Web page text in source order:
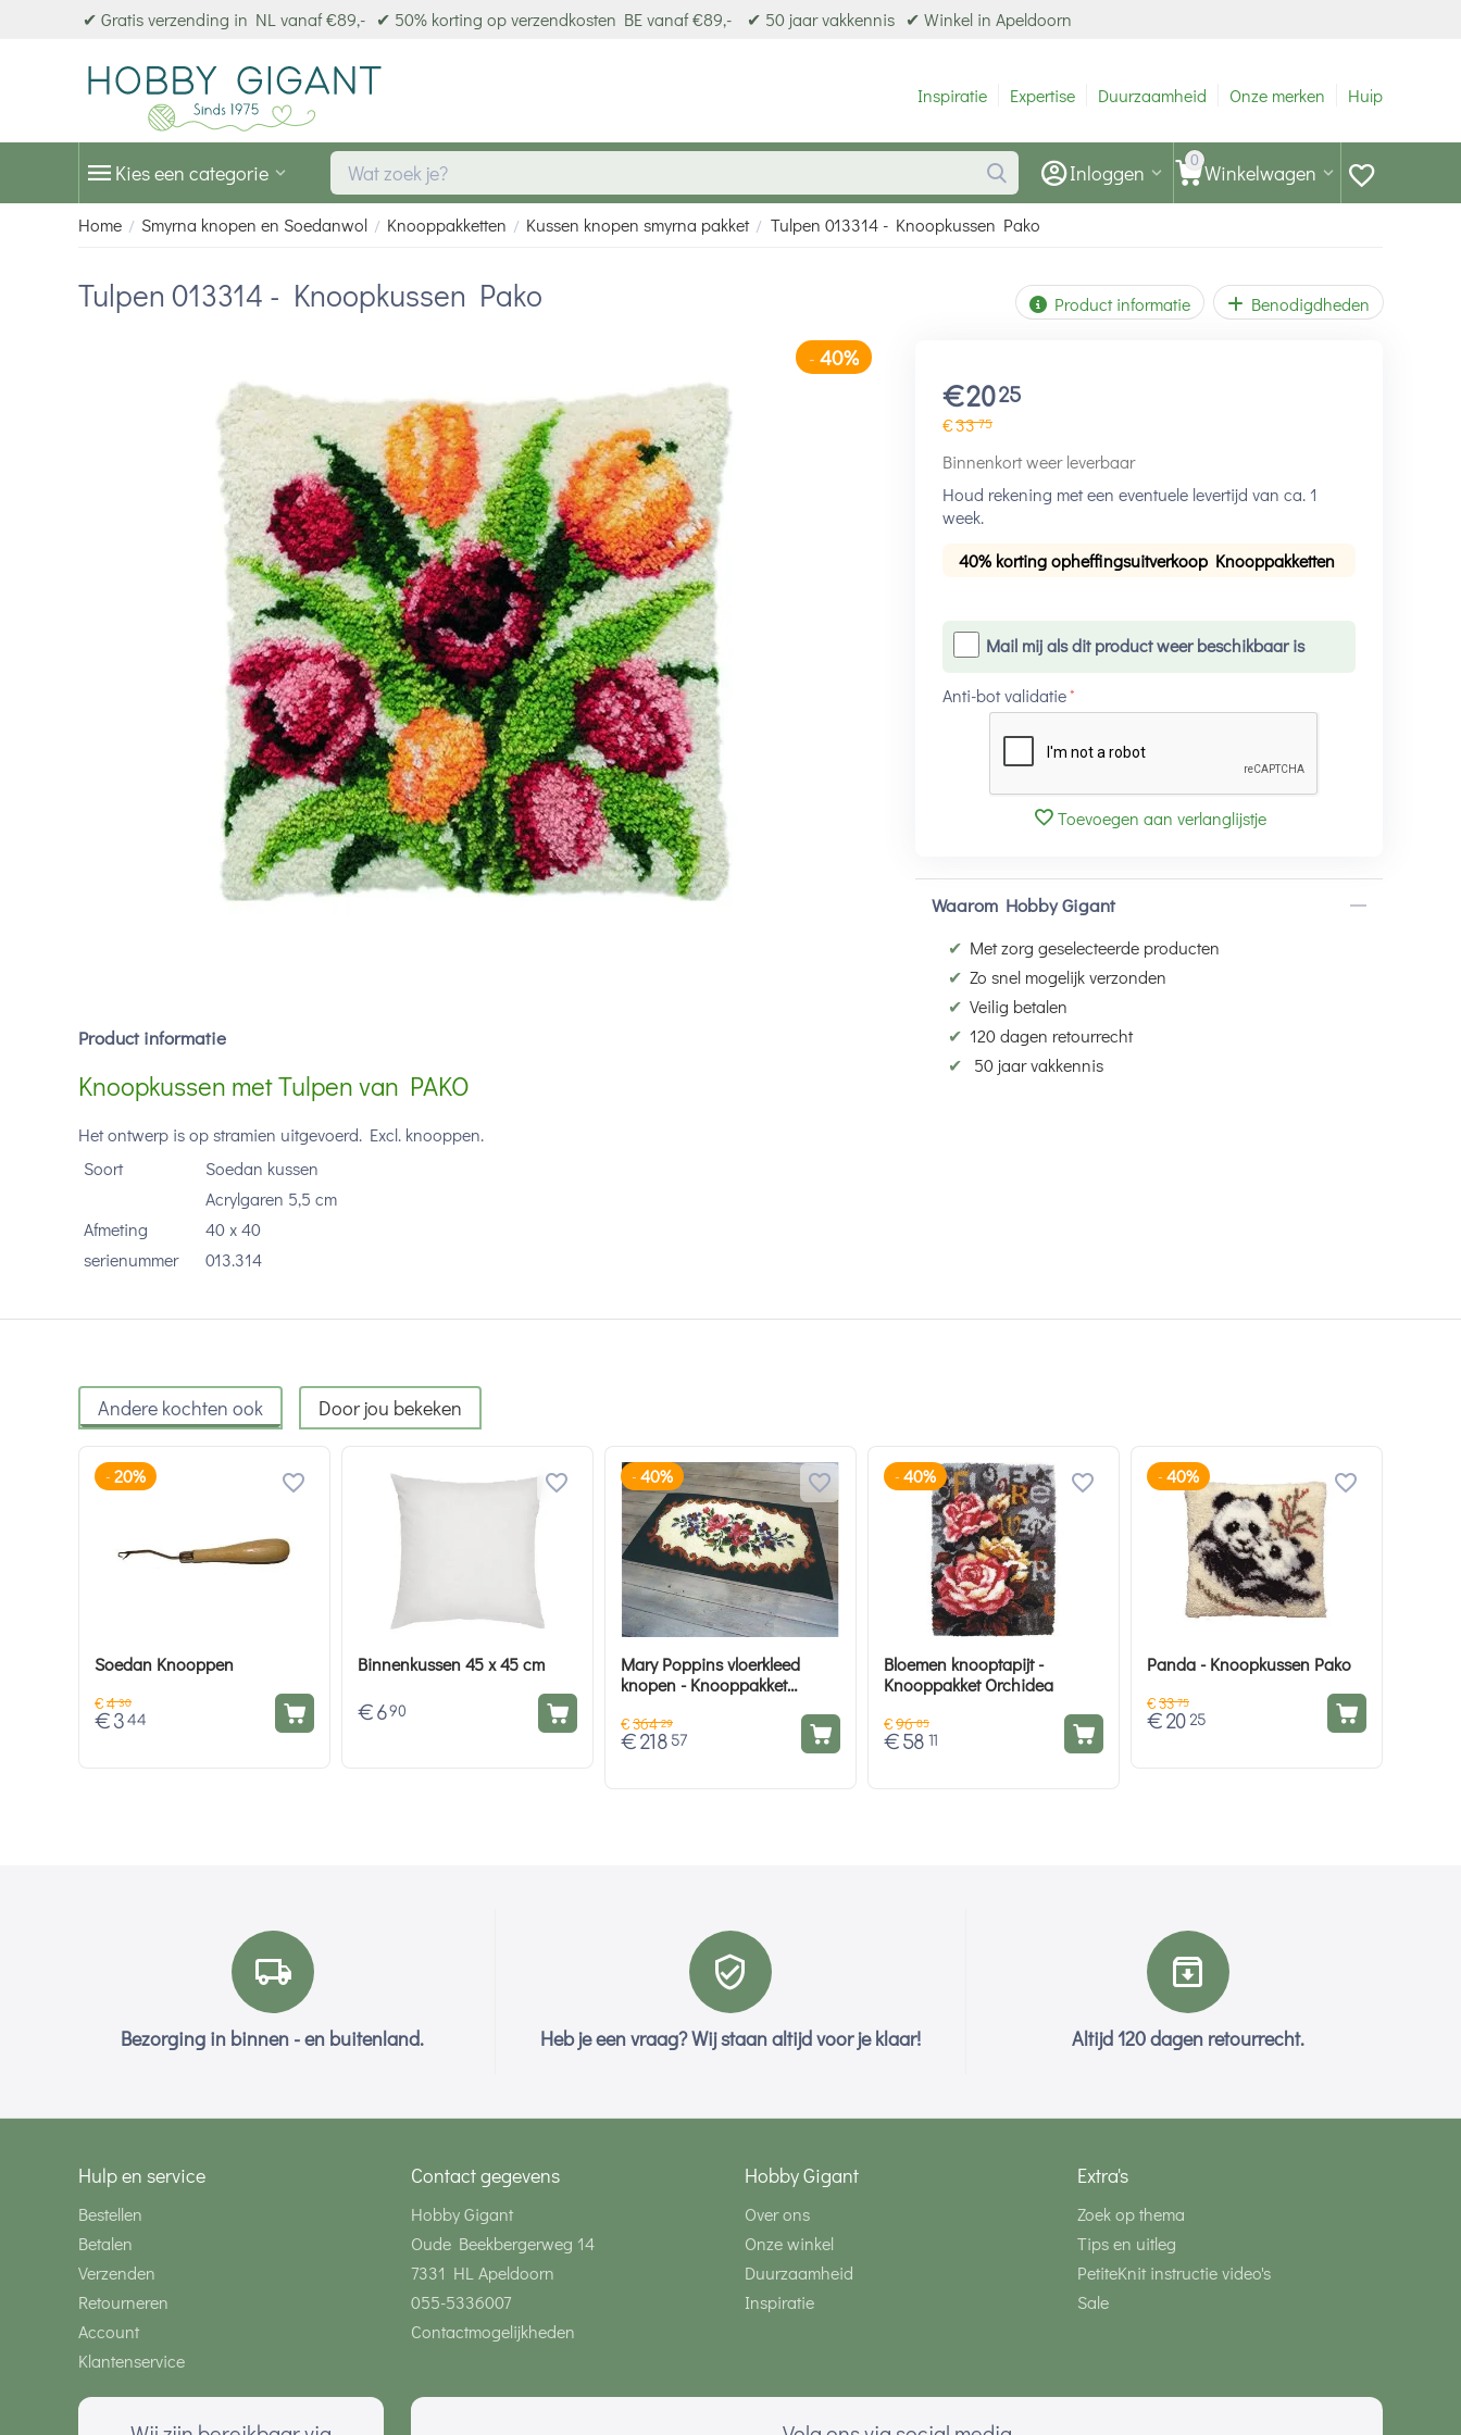
✔ Gratis verzending in NL vanaf €89,- ✔ 50% korting op verzendkosten BE vanaf €89,- ✔ 50 jaar vakkennis ✔ Winkel in Apeldoorn
Inspiratie Expertise Duurzaamheid Onze merken Hulp
Kies een categorie 0 Winkelwagen
Inloggen
Home / Smyrna knopen en Soedanwol / Knooppakketten / Kussen knopen smyrna pakket / Tulpen 013314 - Knoopkussen Pako
Tulpen 013314 - Knoopkussen Pako Product informatie Benodigdheden
€2025
€3375
Binnenkort weer leverbaar
Houd rekening met een eventuele levertijd van ca. 1
week.
40% korting opheffingsuitverkoop Knooppakketten
Mail mij als dit product weer beschikbaar is
Anti-bot validatie
Toevoegen aan verlanglijstje
Waarom Hobby Gigant
✔ Met zorg geselecteerde producten
✔ Zo snel mogelijk verzonden
✔ Veilig betalen
✔ 120 dagen retourrecht
✔
50 jaar vakkennis
Product informatie
Knoopkussen met Tulpen van PAKO
Het ontwerp is op stramien uitgevoerd. Excl. knooppen.
Soort
Soedan kussen
Acrylgaren 5,5 cm
Afmeting
40 x 40
serienummer
013.314
Andere kochten ook Door jou bekeken
- 20%
Soedan Knooppen
€4 30
€ 3 44
Binnenkussen 45 x 45 cm
€ 6 90
- 40%
Mary Poppins vloerkleed
knopen - Knooppakket
€364 29
€ 218 57
- 40%
Bloemen knooptapijt -
Knooppakket Orchidea
€96 85
€ 58 11
- 40%
Panda - Knoopkussen Pako
€33 75
€ 20 25
Bezorging in binnen - en buitenland. Heb je een vraag? Wij staan altijd voor je klaar! Altijd 120 dagen retourrecht.
Hulp en service
Bestellen
Betalen
Verzenden
Retourneren
Account
Klantenservice
Contact gegevens
Hobby Gigant
Oude Beekbergerweg 14
7331 HL Apeldoorn
055-5336007
Contactmogelijkheden
Hobby Gigant
Over ons
Onze winkel
Duurzaamheid
Inspiratie
Extra's
Zoek op thema
Tips en uitleg
PetiteKnit instructie video's
Sale